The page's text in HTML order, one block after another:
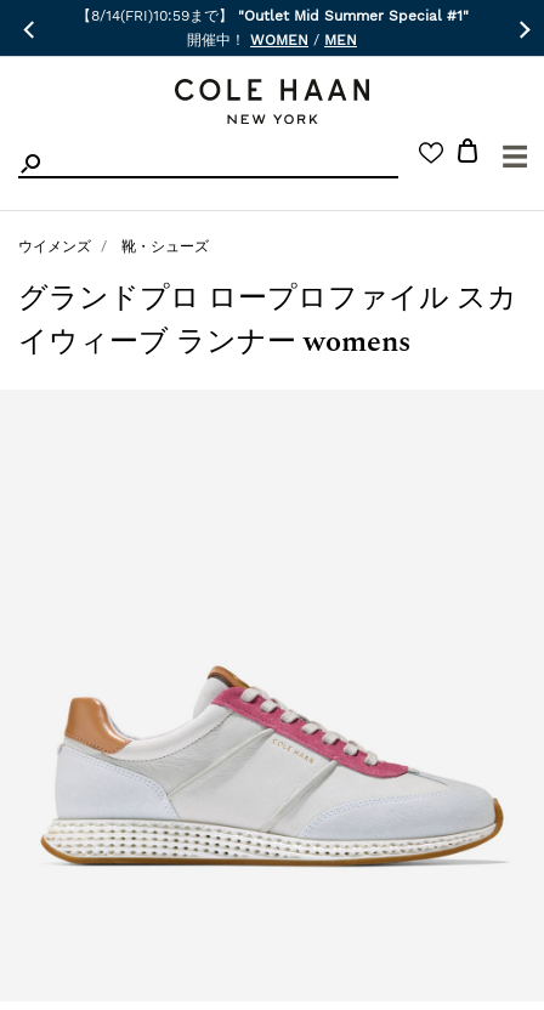
【8/14(FRI)10:59まで】
"Outlet Mid Summer Special #1"
開催中！ WOMEN / MEN
☰
ウイメンズ 靴・シューズ
グランドプロ ロープロファイル スカ
イウィーブ ランナー womens